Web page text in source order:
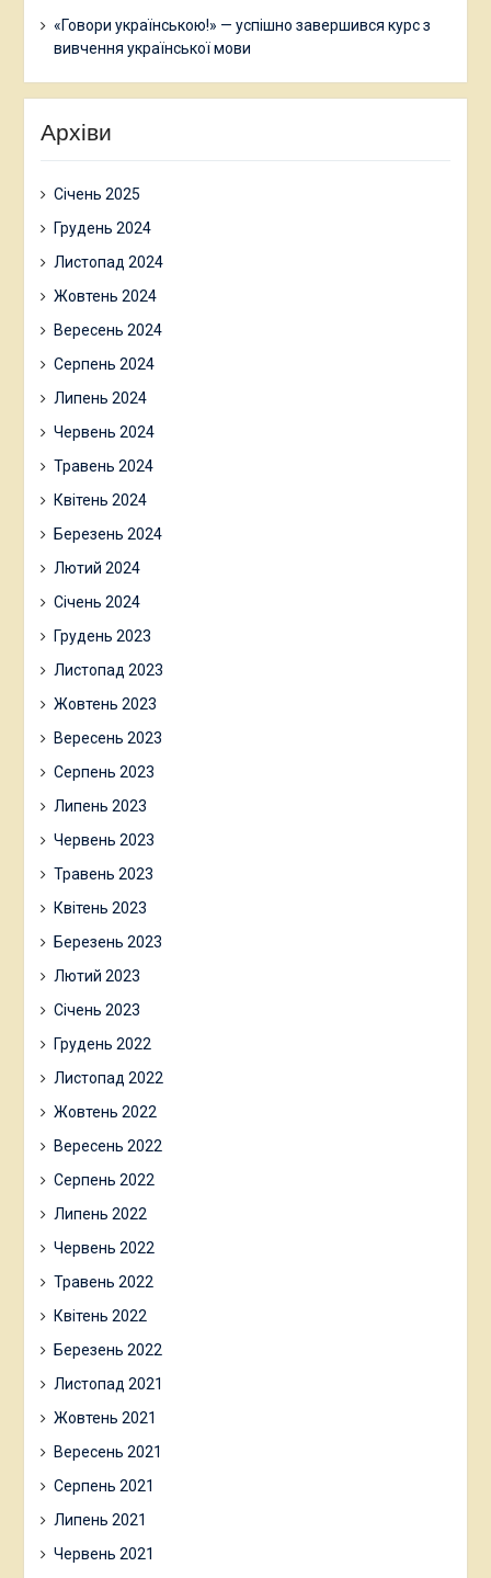
«Говори українською!» — успішно завершився курс з
вивчення української мови
Архіви
Січень 2025
Грудень 2024
Листопад 2024
Жовтень 2024
Вересень 2024
Серпень 2024
Липень 2024
Червень 2024
Травень 2024
Квітень 2024
Березень 2024
Лютий 2024
Січень 2024
Грудень 2023
Листопад 2023
Жовтень 2023
Вересень 2023
Серпень 2023
Липень 2023
Червень 2023
Травень 2023
Квітень 2023
Березень 2023
Лютий 2023
Січень 2023
Грудень 2022
Листопад 2022
Жовтень 2022
Вересень 2022
Серпень 2022
Липень 2022
Червень 2022
Травень 2022
Квітень 2022
Березень 2022
Листопад 2021
Жовтень 2021
Вересень 2021
Серпень 2021
Липень 2021
Червень 2021